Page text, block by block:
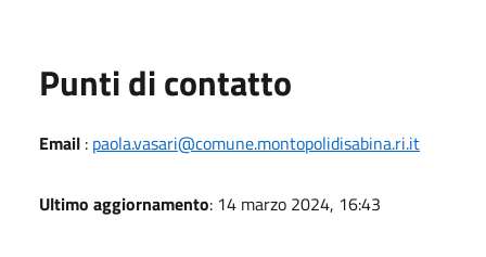
Punti di contatto
Email : paola.vasari@comune.montopolidisabina.ri.it
Ultimo aggiornamento: 14 marzo 2024, 16:43